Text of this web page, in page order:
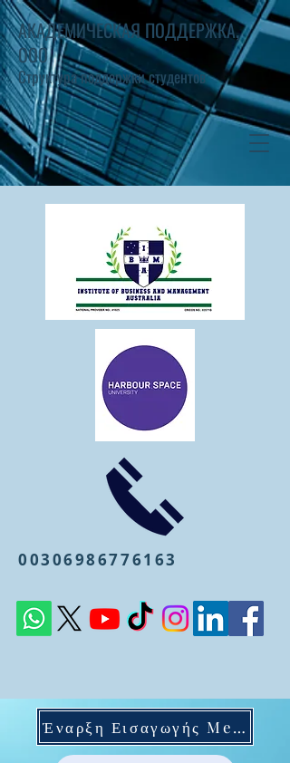
00306986776163
АКАДЕМИЧЕСКАЯ ПОДДЕРЖКА,
ООО
Структура поддержки студентов
Έναρξη Εισαγωγής Mentoring